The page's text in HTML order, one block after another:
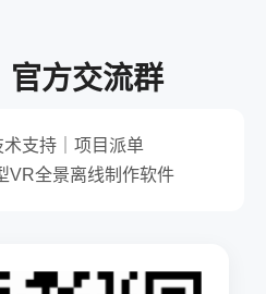
官方交流群
支持｜项目派单
VR全景离线制作软件